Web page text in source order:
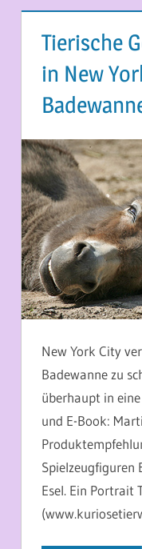
Tierische
in New
New York City
Badewanne zu
überhaupt in
und E-Book:
Spielzeugfiguren
Esel. Ein Portrait